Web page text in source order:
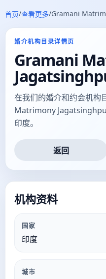
首页/查看更多/Gramani
婚介机构目录详情页
Gramani
在我们的婚介和约会机构
Matrimony
印度。
返回
机构资料
国家
印度
城市